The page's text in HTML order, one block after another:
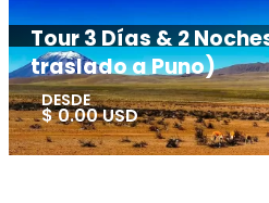
Tour 3 Días & 2
traslado a Puno)
DESDE
$ 0.00 USD